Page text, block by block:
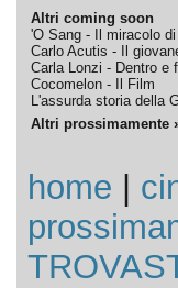
Altri coming soon
'O Sang - Il miracolo
Carlo Acutis - Il
Carla Lonzi - Dentro e
Cocomelon - Il Film
L'assurda storia della
Altri prossimamente
home